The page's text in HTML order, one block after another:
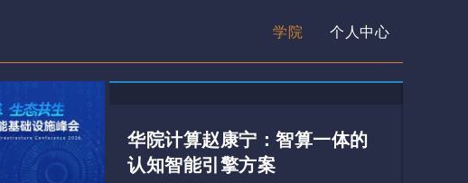
学院 个人中心
华院计算赵康宁：智算一体的
认知智能引擎方案